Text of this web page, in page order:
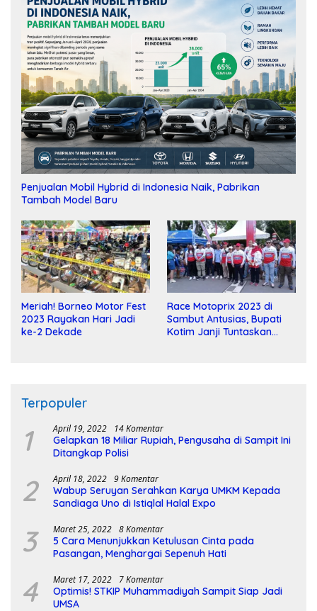
Penjualan Mobil Hybrid di Indonesia Naik, Pabrikan
Tambah Model Baru
Meriah! Borneo Motor Fest
2023 Rayakan Hari Jadi
ke-2 Dekade
Race Motoprix 2023 di
Sambut Antusias, Bupati
Kotim Janji Tuntaskan
Terpopuler
1 April 19, 2022 14 Komentar
Gelapkan 18 Miliar Rupiah, Pengusaha di Sampit Ini
Ditangkap Polisi
2 April 18, 2022 9 Komentar
Wabup Seruyan Serahkan Karya UMKM Kepada
Sandiaga Uno di Istiqlal Halal Expo
3 Maret 25, 2022 8 Komentar
5 Cara Menunjukkan Ketulusan Cinta pada
Pasangan, Menghargai Sepenuh Hati
4 Maret 17, 2022 7 Komentar
Optimis! STKIP Muhammadiyah Sampit Siap Jadi
UMSA